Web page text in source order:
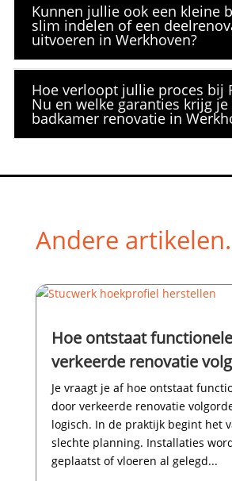
Kunnen jullie ook een kleine
slim indelen of een
uitvoeren in Werkhoven?
Hoe verloopt jullie proces bij
Nu en welke garanties krijg je
badkamer renovatie in
Andere artikelen.
Hoe ontstaat
verkeerde renovatie
Je vraagt je af hoe ontstaat
door verkeerde renovatie
logisch.​ In de praktijk begint het
slechte planning.​ Installaties
geplaatst of vloeren al gelegd...